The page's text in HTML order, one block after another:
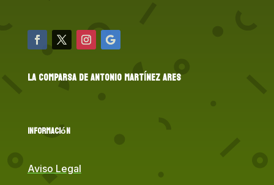
LA COMPARSA DE ANTONIO MARTÍNEZ ARES
Información
Aviso Legal